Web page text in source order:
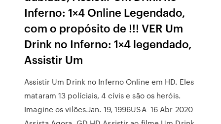
Inferno: 1×4 Online Legendado,
com o propósito de !!! VER Um
Drink no Inferno: 1×4 legendado,
Assistir Um
Assistir Um Drink no Inferno Online em HD. Eles
mataram 13 políciais, 4 cívis e são os heróis.
Imagine os vilões.Jan. 19, 1996USA 16 Abr 2020